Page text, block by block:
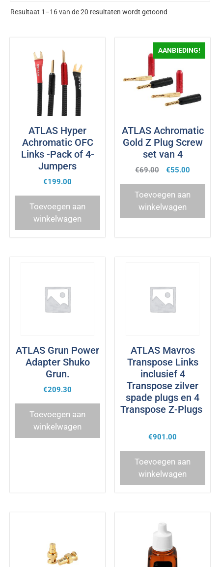
Resultaat 1–16 van de 20 resultaten wordt getoond
ATLAS Hyper
Achromatic OFC
Links -Pack of 4-
Jumpers
€199.00
Toevoegen aan
winkelwagen
AANBIEDING!
ATLAS Achromatic
Gold Z Plug Screw
set van 4
€69.00 €55.00
Toevoegen aan
winkelwagen
ATLAS Grun Power
Adapter Shuko
Grun.
€209.30
Toevoegen aan
winkelwagen
ATLAS Mavros
Transpose Links
inclusief 4
Transpose zilver
spade plugs en 4
Transpose Z-Plugs
€901.00
Toevoegen aan
winkelwagen